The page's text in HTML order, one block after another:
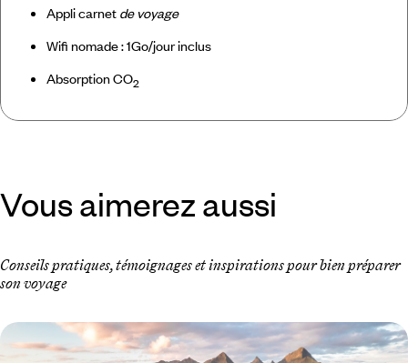
Appli carnet de voyage
Wifi nomade : 1Go/jour inclus
Absorption CO2
Vous aimerez aussi
Conseils pratiques, témoignages et inspirations pour bien préparer
son voyage